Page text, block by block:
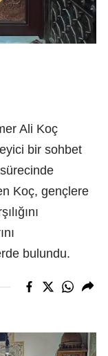
Ali Koç
bir sohbet
Koç, gençlere
bulundu.